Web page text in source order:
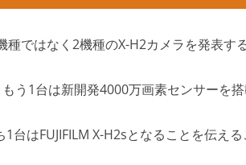
種ではなく2機種のX-H2カメラを発表す
う1台は新開発4000万画素センサーを
はFUJIFILM X-H2sとなることを伝える